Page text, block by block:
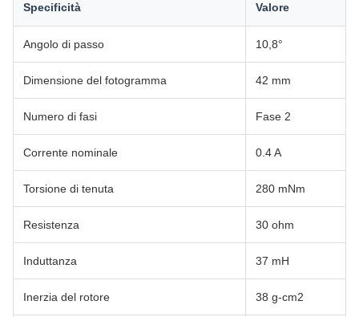
Specificità Valore
Angolo di passo 10,8°
Dimensione del fotogramma 42 mm
Numero di fasi Fase 2
Corrente nominale 0.4 A
Torsione di tenuta 280 mNm
Resistenza 30 ohm
Induttanza 37 mH
Inerzia del rotore 38 g-cm2